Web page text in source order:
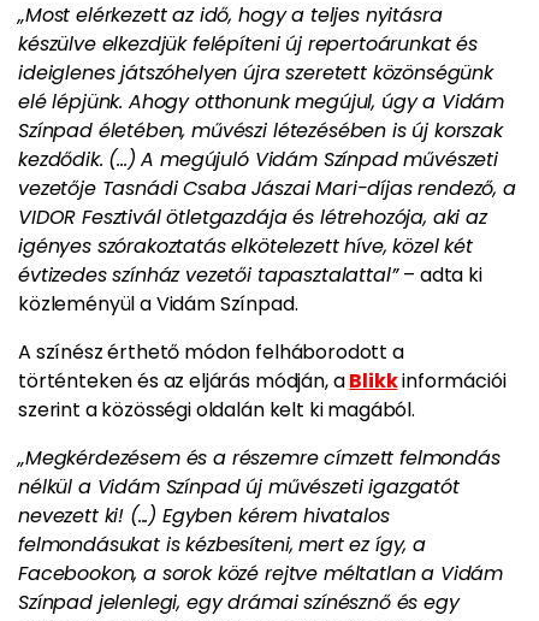
„Most elérkezett az idő, hogy a teljes nyitásra
készülve elkezdjük felépíteni új repertoárunkat és
ideiglenes játszóhelyen újra szeretett közönségünk
elé lépjünk. Ahogy otthonunk megújul, úgy a Vidám
Színpad életében, művészi létezésében is új korszak
kezdődik. (...)A megújuló Vidám Színpad művészeti
vezetője Tasnádi Csaba Jászai Mari-díjas rendező, a
VIDOR Fesztivál ötletgazdája és létrehozója, aki az
igényes szórakoztatás elkötelezett híve, közel két
évtizedes színház vezetői tapasztalattal” – adta ki
közleményül a Vidám Színpad.
A színész érthető módon felháborodott a
történteken és az eljárás módján, aBlikkinformációi
szerint a közösségi oldalán kelt ki magából.
„Megkérdezésem és a részemre címzett felmondás
nélkül a Vidám Színpad új művészeti igazgatót
nevezett ki! (...) Egyben kérem hivatalos
felmondásukat is kézbesíteni, mert ez így, a
Facebookon, a sorok közé rejtve méltatlan a Vidám
Színpad jelenlegi, egy drámai színésznő és egy